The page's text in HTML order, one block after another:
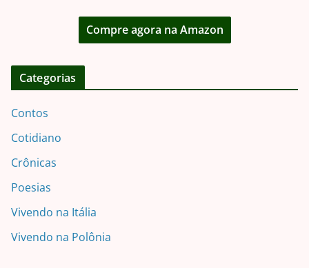
Compre agora na Amazon
Categorias
Contos
Cotidiano
Crônicas
Poesias
Vivendo na Itália
Vivendo na Polônia